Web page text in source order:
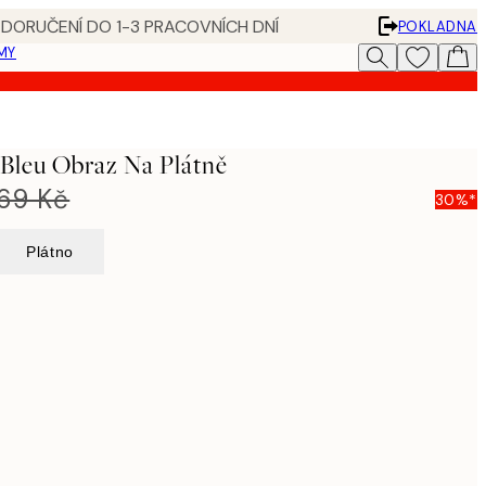
DO 1-3 PRACOVNÍCH DNÍ
POKLADNA
Obraz Na Plátně
Kč 30%*
Plátno